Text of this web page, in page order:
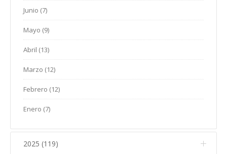
Junio (7)
Mayo (9)
Abril (13)
Marzo (12)
Febrero (12)
Enero (7)
2025 (119)